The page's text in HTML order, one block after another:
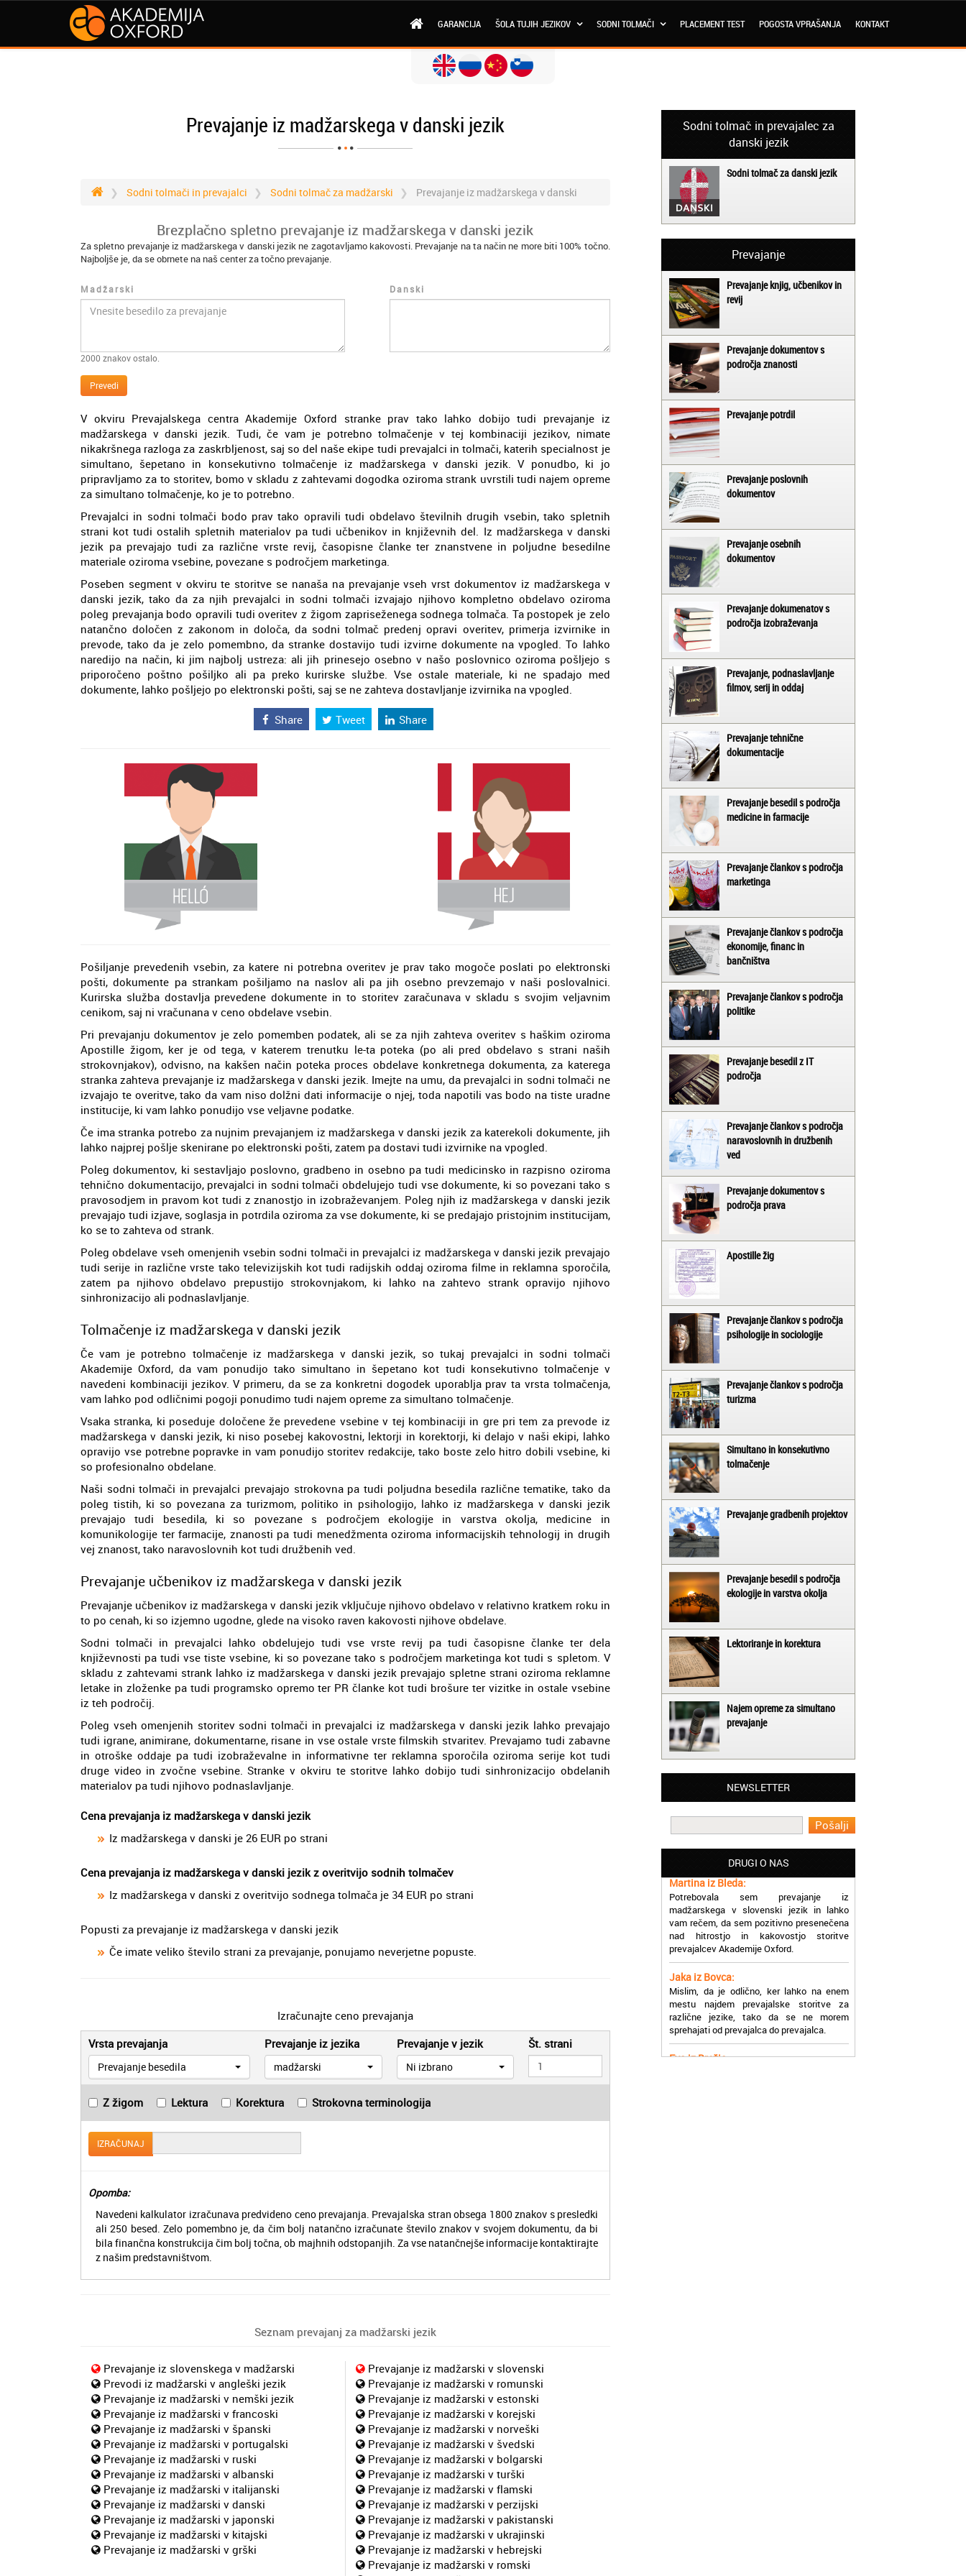
GARANCIJA ŠOLA TUJIH JEZIKOV SODNI TOLMAČI PLACEMENT TEST POGOSTA VPRAŠANJA KONTAKT
Prevajanje iz madžarskega v danski jezik
Sodni tolmači in prevajalci Sodni tolmač za madžarski Prevajanje iz madžarskega v danski
Brezplačno spletno prevajanje iz madžarskega v danski jezik
Za spletno prevajanje iz madžarskega v danski jezik ne zagotavljamo kakovosti. Prevajanje na ta način ne more biti 100% točno.
Najboljše je, da se obrnete na naš center za točno prevajanje.
Madžarski
2000 znakov ostalo.
Danski
Prevedi
V okviru Prevajalskega centra Akademije Oxford stranke prav tako lahko dobijo tudi prevajanje iz
madžarskega v danski jezik. Tudi, če vam je potrebno tolmačenje v tej kombinaciji jezikov, nimate
nikakršnega razloga za zaskrbljenost, saj so del naše ekipe tudi prevajalci in tolmači, katerih specialnost je
simultano, šepetano in konsekutivno tolmačenje iz madžarskega v danski jezik. V ponudbo, ki jo
pripravljamo za to storitev, bomo v skladu z zahtevami dogodka oziroma strank uvrstili tudi najem opreme
za simultano tolmačenje, ko je to potrebno.
Prevajalci in sodni tolmači bodo prav tako opravili tudi obdelavo številnih drugih vsebin, tako spletnih
strani kot tudi ostalih spletnih materialov pa tudi učbenikov in književnih del. Iz madžarskega v danski
jezik pa prevajajo tudi za različne vrste revij, časopisne članke ter znanstvene in poljudne besedilne
materiale oziroma vsebine, povezane s področjem marketinga.
Poseben segment v okviru te storitve se nanaša na prevajanje vseh vrst dokumentov iz madžarskega v
danski jezik, tako da za njih prevajalci in sodni tolmači izvajajo njihovo kompletno obdelavo oziroma
poleg prevajanja bodo opravili tudi overitev z žigom zapriseženega sodnega tolmača. Ta postopek je zelo
natančno določen z zakonom in določa, da sodni tolmač predenj opravi overitev, primerja izvirnike in
prevode, tako da je zelo pomembno, da stranke dostavijo tudi izvirne dokumente na vpogled. To lahko
naredijo na način, ki jim najbolj ustreza: ali jih prinesejo osebno v našo poslovnico oziroma pošljejo s
priporočeno poštno pošiljko ali pa preko kurirske službe. Vse ostale materiale, ki ne spadajo med
dokumente, lahko pošljejo po elektronski pošti, saj se ne zahteva dostavljanje izvirnika na vpogled.
Share Tweet Share
Pošiljanje prevedenih vsebin, za katere ni potrebna overitev je prav tako mogoče poslati po elektronski
pošti, dokumente pa strankam pošiljamo na naslov ali pa jih osebno prevzemajo v naši poslovalnici.
Kurirska služba dostavlja prevedene dokumente in to storitev zaračunava v skladu s svojim veljavnim
cenikom, saj ni vračunana v ceno obdelave vsebin.
Pri prevajanju dokumentov je zelo pomemben podatek, ali se za njih zahteva overitev s haškim oziroma
Apostille žigom, ker je od tega, v katerem trenutku le-ta poteka (po ali pred obdelavo s strani naših
strokovnjakov), odvisno, na kakšen način poteka proces obdelave konkretnega dokumenta, za katerega
stranka zahteva prevajanje iz madžarskega v danski jezik. Imejte na umu, da prevajalci in sodni tolmači ne
izvajajo te overitve, tako da vam niso dolžni dati informacije o njej, toda napotili vas bodo na tiste uradne
institucije, ki vam lahko ponudijo vse veljavne podatke.
Če ima stranka potrebo za nujnim prevajanjem iz madžarskega v danski jezik za katerekoli dokumente, jih
lahko najprej pošlje skenirane po elektronski pošti, zatem pa dostavi tudi izvirnike na vpogled.
Poleg dokumentov, ki sestavljajo poslovno, gradbeno in osebno pa tudi medicinsko in razpisno oziroma
tehnično dokumentacijo, prevajalci in sodni tolmači obdelujejo tudi vse dokumente, ki so povezani tako s
pravosodjem in pravom kot tudi z znanostjo in izobraževanjem. Poleg njih iz madžarskega v danski jezik
prevajajo tudi izjave, soglasja in potrdila oziroma za vse dokumente, ki se predajajo pristojnim institucijam,
ko se to zahteva od strank.
Poleg obdelave vseh omenjenih vsebin sodni tolmači in prevajalci iz madžarskega v danski jezik prevajajo
tudi serije in različne vrste tako televizijskih kot tudi radijskih oddaj oziroma filme in reklamna sporočila,
zatem pa njihovo obdelavo prepustijo strokovnjakom, ki lahko na zahtevo strank opravijo njihovo
sinhronizacijo ali podnaslavljanje.
Tolmačenje iz madžarskega v danski jezik
Če vam je potrebno tolmačenje iz madžarskega v danski jezik, so tukaj prevajalci in sodni tolmači
Akademije Oxford, da vam ponudijo tako simultano in šepetano kot tudi konsekutivno tolmačenje v
navedeni kombinaciji jezikov. V primeru, da se za konkretni dogodek uporablja prav ta vrsta tolmačenja,
vam lahko pod odličnimi pogoji ponudimo tudi najem opreme za simultano tolmačenje.
Vsaka stranka, ki poseduje določene že prevedene vsebine v tej kombinaciji in gre pri tem za prevode iz
madžarskega v danski jezik, ki niso posebej kakovostni, lektorji in korektorji, ki delajo v naši ekipi, lahko
opravijo vse potrebne popravke in vam ponudijo storitev redakcije, tako boste zelo hitro dobili vsebine, ki
so profesionalno obdelane.
Naši sodni tolmači in prevajalci prevajajo strokovna pa tudi poljudna besedila različne tematike, tako da
poleg tistih, ki so povezana za turizmom, politiko in psihologijo, lahko iz madžarskega v danski jezik
prevajajo tudi besedila, ki so povezane s področjem ekologije in varstva okolja, medicine in
komunikologije ter farmacije, znanosti pa tudi menedžmenta oziroma informacijskih tehnologij in drugih
vej znanost, tako naravoslovnih kot tudi družbenih ved.
Prevajanje učbenikov iz madžarskega v danski jezik
Prevajanje učbenikov iz madžarskega v danski jezik vključuje njihovo obdelavo v relativno kratkem roku in
to po cenah, ki so izjemno ugodne, glede na visoko raven kakovosti njihove obdelave.
Sodni tolmači in prevajalci lahko obdelujejo tudi vse vrste revij pa tudi časopisne članke ter dela
književnosti pa tudi vse tiste vsebine, ki so povezane tako s področjem marketinga kot tudi s spletom. V
skladu z zahtevami strank lahko iz madžarskega v danski jezik prevajajo spletne strani oziroma reklamne
letake in zloženke pa tudi programsko opremo ter PR članke kot tudi brošure ter vizitke in ostale vsebine
iz teh področij.
Poleg vseh omenjenih storitev sodni tolmači in prevajalci iz madžarskega v danski jezik lahko prevajajo
tudi igrane, animirane, dokumentarne, risane in vse ostale vrste filmskih stvaritev. Prevajamo tudi zabavne
in otroške oddaje pa tudi izobraževalne in informativne ter reklamna sporočila oziroma serije kot tudi
druge video in zvočne vsebine. Stranke v okviru te storitve lahko dobijo tudi sinhronizacijo obdelanih
materialov pa tudi njihovo podnaslavljanje.
Cena prevajanja iz madžarskega v danski jezik
Iz madžarskega v danski je 26 EUR po strani
Cena prevajanja iz madžarskega v danski jezik z overitvijo sodnih tolmačev
Iz madžarskega v danski z overitvijo sodnega tolmača je 34 EUR po strani
Popusti za prevajanje iz madžarskega v danski jezik
Če imate veliko število strani za prevajanje, ponujamo neverjetne popuste.
Izračunajte ceno prevajanja
Vrsta prevajanja
Prevajanje besedila
Prevajanje iz jezika
madžarski
Prevajanje v jezik
Ni izbrano
Št. strani
Z žigom Lektura Korektura Strokovna terminologija
IZRAČUNAJ
Opomba:
Navedeni kalkulator izračunava predvideno ceno prevajanja. Prevajalska stran obsega 1800 znakov s presledki
ali 250 besed. Zelo pomembno je, da čim bolj natančno izračunate število znakov v svojem dokumentu, da bi
bila finančna konstrukcija čim bolj točna, ob majhnih odstopanjih. Za vse natančnejše informacije kontaktirajte
z našim predstavništvom.
Seznam prevajanj za madžarski jezik
Prevajanje iz slovenskega v madžarski
Prevodi iz madžarski v angleški jezik
Prevajanje iz madžarski v nemški jezik
Prevajanje iz madžarski v francoski
Prevajanje iz madžarski v španski
Prevajanje iz madžarski v portugalski
Prevajanje iz madžarski v ruski
Prevajanje iz madžarski v albanski
Prevajanje iz madžarski v italijanski
Prevajanje iz madžarski v danski
Prevajanje iz madžarski v japonski
Prevajanje iz madžarski v kitajski
Prevajanje iz madžarski v grški
Prevajanje iz madžarski v slovenski
Prevajanje iz madžarski v romunski
Prevajanje iz madžarski v estonski
Prevajanje iz madžarski v korejski
Prevajanje iz madžarski v norveški
Prevajanje iz madžarski v švedski
Prevajanje iz madžarski v bolgarski
Prevajanje iz madžarski v turški
Prevajanje iz madžarski v flamski
Prevajanje iz madžarski v perzijski
Prevajanje iz madžarski v pakistanski
Prevajanje iz madžarski v ukrajinski
Prevajanje iz madžarski v hebrejski
Prevajanje iz madžarski v romski
Sodni tolmač in prevajalec za
danski jezik
Sodni tolmač za danski jezik
Prevajanje
Prevajanje knjig, učbenikov in
revij
Prevajanje dokumentov s
področja znanosti
Prevajanje potrdil
Prevajanje poslovnih
dokumentov
Prevajanje osebnih
dokumentov
Prevajanje dokumenatov s
področja izobraževanja
Prevajanje, podnaslavljanje
filmov, serij in oddaj
Prevajanje tehnične
dokumentacije
Prevajanje besedil s področja
medicine in farmacije
Prevajanje člankov s področja
marketinga
Prevajanje člankov s področja
ekonomije, financ in
bančništva
Prevajanje člankov s področja
politike
Prevajanje besedil z IT
področja
Prevajanje člankov s področja
naravoslovnih in družbenih
ved
Prevajanje dokumentov s
področja prava
Apostille žig
Prevajanje člankov s področja
psihologije in sociologije
Prevajanje člankov s področja
turizma
Simultano in konsekutivno
tolmačenje
Prevajanje gradbenih projektov
Prevajanje besedil s področja
ekologije in varstva okolja
Lektoriranje in korektura
Najem opreme za simultano
prevajanje
NEWSLETTER
DRUGI O NAS
Matjaž iz Ajdovščine:
prevajalske storitve opravljajo hitro in
učinkoviti.
Martina iz Bleda:
Potrebovala sem prevajanje iz
madžarskega v slovenski jezik in lahko
vam rečem, da sem pozitivno presenečena
nad hitrostjo in kakovostjo storitve
prevajalcev Akademije Oxford.
Jaka iz Bovca:
Mislim, da je odlično, ker lahko na enem
mestu najdem prevajalske storitve za
različne jezike, tako da se ne morem
sprehajati od prevajalca do prevajalca.
Eva iz Brežic:
Nujno sem potrebovala prevod v francoski